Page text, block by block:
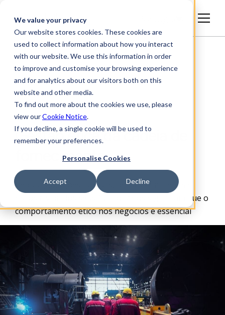
We value your privacy
Our website stores cookies. These cookies are
used to collect information about how you interact
with our website. We use this information in order
to improve and customise your browsing experience
and for analytics about our visitors both on this
website and other media.
To find out more about the cookies we use, please
view ourCookie Notice.
If you decline, a single cookie will be used to
remember your preferences.
Personalise Cookies
Accept Decline
Gestão ética da cadeia de
fornecimento
Reputação, ações judiciais, perdas financeiras e
riscos à vida dos seus funcionários significam que o
comportamento ético nos negócios é essencial